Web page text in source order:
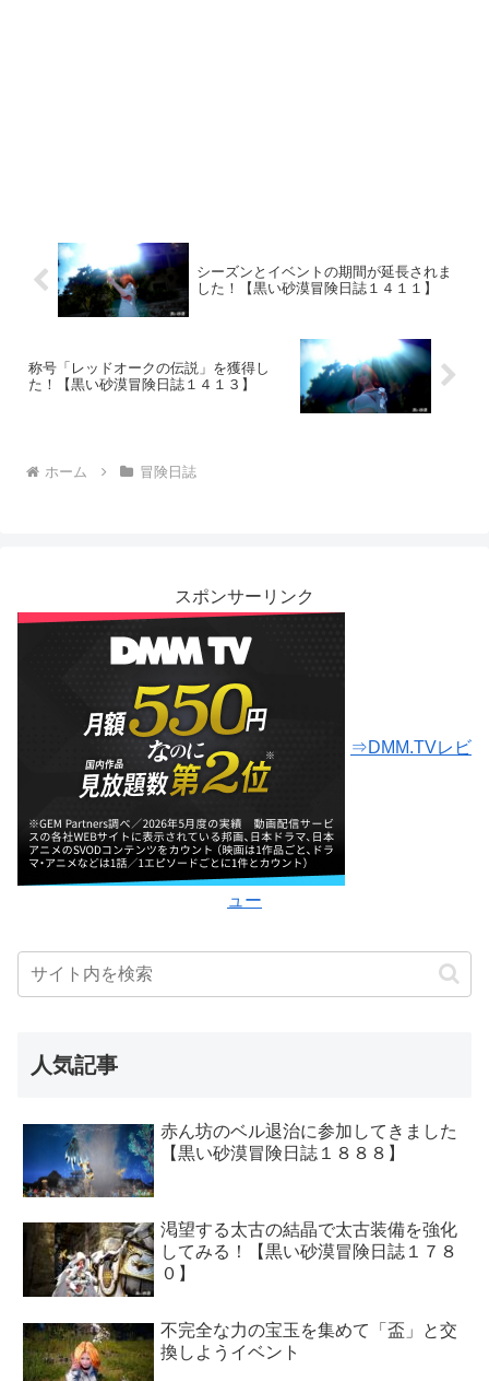
シーズンとイベントの期間が延長されま
した！【黒い砂漠冒険日誌１４１１】
称号「レッドオークの伝説」を獲得し
た！【黒い砂漠冒険日誌１４１３】
ホーム 冒険日誌
スポンサーリンク
⇒DMM.TVレビ
ュー
人気記事
赤ん坊のベル退治に参加してきました
【黒い砂漠冒険日誌１８８８】
渇望する太古の結晶で太古装備を強化
してみる！【黒い砂漠冒険日誌１７８
０】
不完全な力の宝玉を集めて「盃」と交
換しようイベント